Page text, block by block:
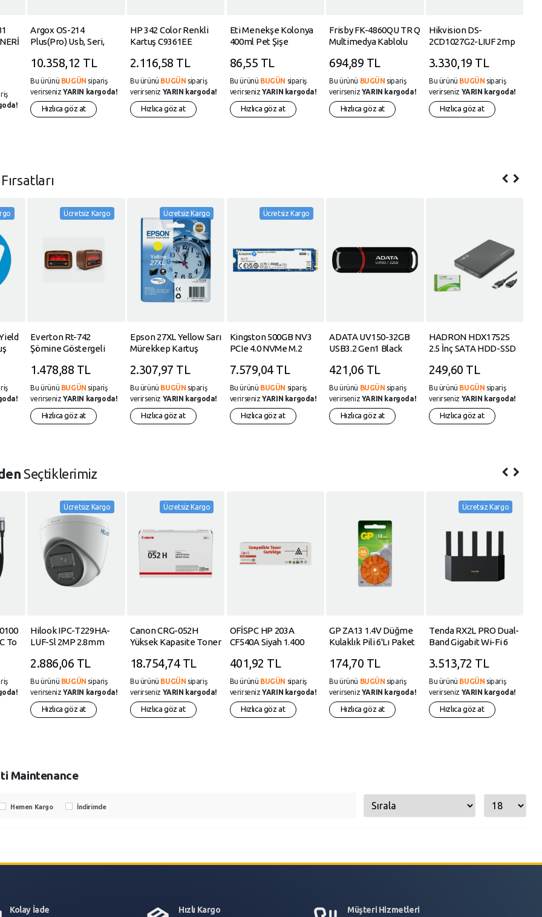
Argox OS-214
Plus(Pro) Usb, Seri,
Transfer Barkod Yazıcı
10.358,12 TL
Bu ürünü BUGÜN sipariş
verirseniz YARIN kargoda!
Hızlıca göz at
HP 342 Color Renkli
Kartuş C9361EE
2.116,58 TL
Bu ürünü BUGÜN sipariş
verirseniz YARIN kargoda!
Hızlıca göz at
Eti Menekşe Kolonya
400ml Pet Şişe
86,55 TL
Bu ürünü BUGÜN sipariş
verirsenizYARIN kargoda!
Hızlıca göz at
Frisby FK-4860QU TR Q
Multimedya Kablolu
694,89 TL
Bu ürünü BUGÜN sipariş
verirseniz YARIN kargoda!
Hızlıca göz at
Hikvision DS-
2CD1027G2-LIUF 2mp
Gece-Gündüz Renkli
Görüntü
3.330,19 TL
Bu ürünü BUGÜN sipariş
verirseniz YARIN kargoda!
Hızlıca göz at
Fırsatları
Ücretsiz Kargo
Everton Rt-742
Şömine Göstergeli
Aux Şarjlı Nostaljik
Radyo
1.478,88 TL
Bu ürünü BUGÜN sipariş
verirseniz YARIN kargoda!
Hızlıca göz at
Ücretsiz Kargo
Epson 27XL Yellow Sarı
Mürekkep Kartuş
2.307,97 TL
Bu ürünü BUGÜN sipariş
verirseniz YARIN kargoda!
Hızlıca göz at
Ücretsiz Kargo
Kingston 500GB NV3
PCIe 4.0 NVMe M.2
500G SSD Disk
7.579,04 TL
Bu ürünü BUGÜN sipariş
verirsenizYARIN kargoda!
Hızlıca göz at
ADATA UV150-32GB
USB3.2 Gen1 Black
421,06 TL
Bu ürünü BUGÜN sipariş
verirseniz YARIN kargoda!
Hızlıca göz at
HADRON HDX1752S
2.5 İnç SATA HDD-SSD
3.0 Micro-B - Siyah
249,60 TL
Bu ürünü BUGÜN sipariş
verirseniz YARIN kargoda!
Hızlıca göz at
Seçtiklerimiz
To
Ücretsiz Kargo
Hilook IPC-T229HA-
LUF-Sl 2MP 2.8mm
Sesli IP Dome Kamera
2.886,06 TL
Bu ürünü BUGÜN sipariş
verirseniz YARIN kargoda!
Hızlıca göz at
Ücretsiz Kargo
Canon CRG-052H
Yüksek Kapasite Toner
426
18.754,74 TL
Bu ürünü BUGÜN sipariş
verirseniz YARIN kargoda!
Hızlıca göz at
OFİSPC HP 203A
CF540A Siyah 1.400
Toner
401,92 TL
Bu ürünü BUGÜN sipariş
verirsenizYARIN kargoda!
Hızlıca göz at
GP ZA13 1.4V Düğme
Kulaklık Pili 6'lı Paket
174,70 TL
Bu ürünü BUGÜN sipariş
verirseniz YARIN kargoda!
Hızlıca göz at
Ücretsiz Kargo
Tenda RX2L PRO Dual-
Band Gigabit Wi-Fi 6
3.513,72 TL
Bu ürünü BUGÜN sipariş
verirseniz YARIN kargoda!
Hızlıca göz at
Maintenance
Hemen Kargo İndirimde
Kolay İade
Hızlı Kargo
Müşteri Hizmetleri